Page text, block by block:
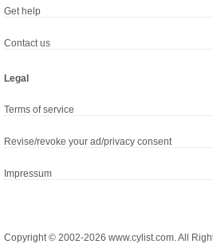
Get help
Contact us
Legal
Terms of service
Revise/revoke your ad/privacy consent
Impressum
Copyright © 2002-2026 www.cylist.com. All